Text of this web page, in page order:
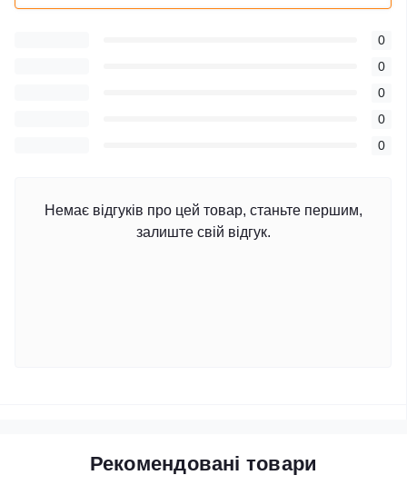
0
0
0
0
0
Немає відгуків про цей товар, станьте першим,
залиште свій відгук.
Рекомендовані товари